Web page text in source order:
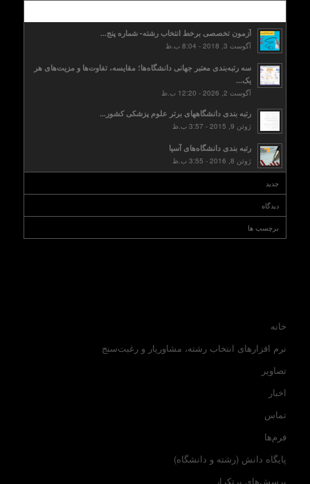
آزمون تخصصی برخط انتخاب رشته- شماره پنج...
آگوست 3, 2018 - 8:04 ب.ظ
سه رتبه‌بندی معتبر جهانی دانشگاه‌ها؛ مقایسه، تفاوت‌ها و مزیت‌های هر
یک...
آگوست 2, 2026 - 12:20 ب.ظ
رتبه بندی دانشگاههای برتر علوم پزشکی کشور...
ژوئن 9, 2015 - 3:57 ب.ظ
رتبه بندی دانشگاه‌های آسیا
ژوئن 8, 2016 - 3:55 ب.ظ
جدید
دیدگاه
برچسب ها
خانه
نرم افزارهای انتخاب رشته، مشاوریار و رغبت‌سنج
تصاویر
اخبار
تماس
فرم‌ها
پایگاه دانش (رشته و دانشگاه)
پرسش‌های پرتکرار